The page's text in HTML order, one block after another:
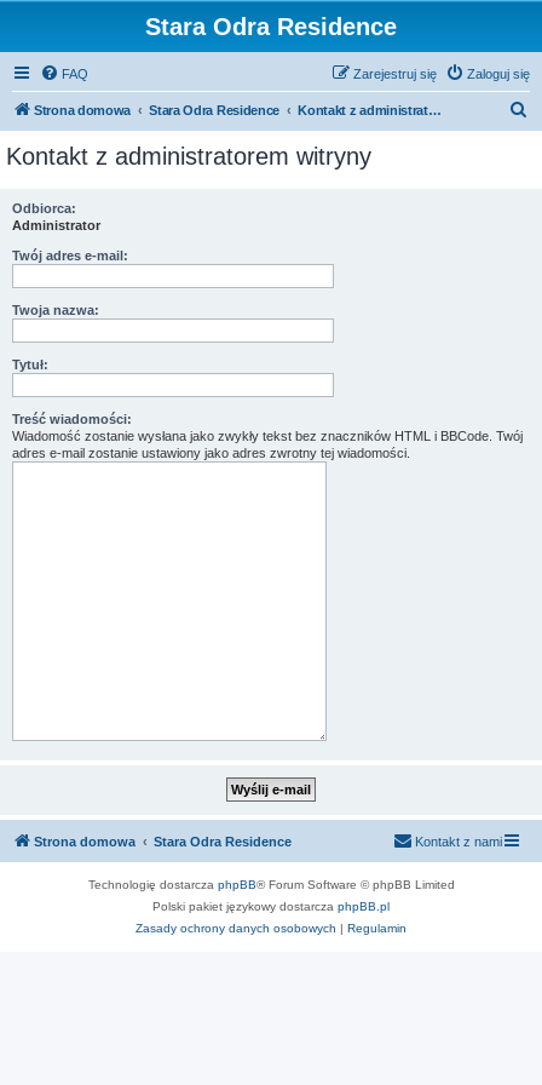
Stara Odra Residence
FAQ Zaloguj się
Zarejestruj się
Strona domowa Stara Odra Residence Kontakt z administratorem witryny
Kontakt z administratorem witryny
Odbiorca:
Administrator
Twój adres e-mail:
Twoja nazwa:
Tytuł:
Treść wiadomości:
Wiadomość zostanie wysłana jako zwykły tekst bez znaczników HTML i BBCode. Twój
adres e-mail zostanie ustawiony jako adres zwrotny tej wiadomości.
Strona domowa Stara Odra Residence Kontakt z nami
Technologię dostarcza phpBB® Forum Software © phpBB Limited
Polski pakiet językowy dostarcza phpBB.pl
Zasady ochrony danych osobowych | Regulamin